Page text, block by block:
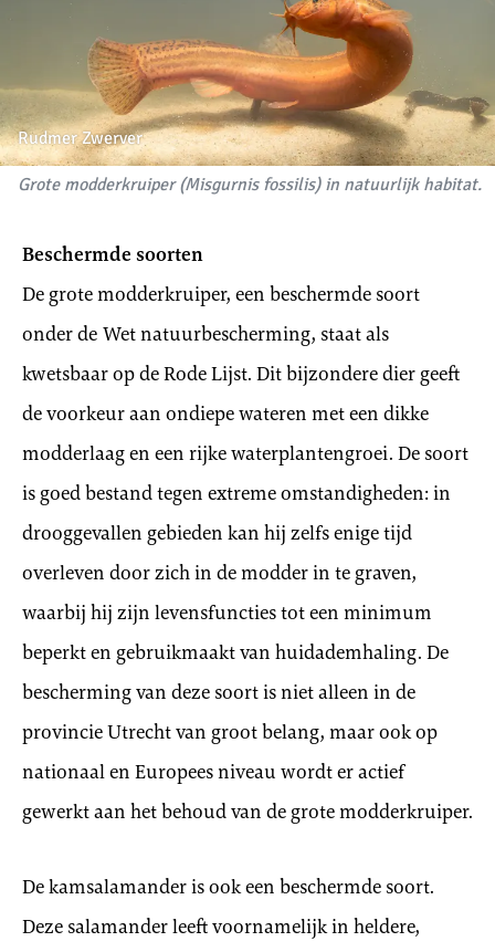
Rudmer Zwerver
Grote modderkruiper (Misgurnis fossilis) in natuurlijk habitat.
Beschermde soorten
De grote modderkruiper, een beschermde soort
onder de Wet natuurbescherming, staat als
kwetsbaar op de Rode Lijst. Dit bijzondere dier geeft
de voorkeur aan ondiepe wateren met een dikke
modderlaag en een rijke waterplantengroei. De soort
is goed bestand tegen extreme omstandigheden: in
drooggevallen gebieden kan hij zelfs enige tijd
overleven door zich in de modder in te graven,
waarbij hij zijn levensfuncties tot een minimum
beperkt en gebruikmaakt van huidademhaling. De
bescherming van deze soort is niet alleen in de
provincie Utrecht van groot belang, maar ook op
nationaal en Europees niveau wordt er actief
gewerkt aan het behoud van de grote modderkruiper.
De kamsalamander is ook een beschermde soort.
Deze salamander leeft voornamelijk in heldere,